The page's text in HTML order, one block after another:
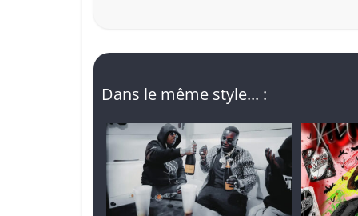
Dans le même style... :